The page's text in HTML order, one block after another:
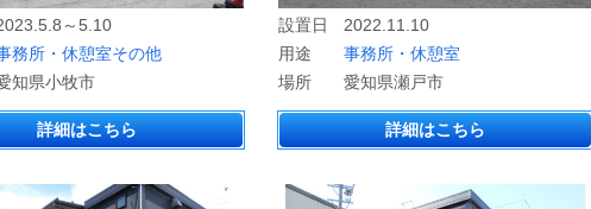
～5.10
務所・休憩室その他
知県小牧市
詳細はこちら
設置日
2022.11.10
用途
事務所・休憩室
場所
愛知県瀬戸市
詳細はこちら